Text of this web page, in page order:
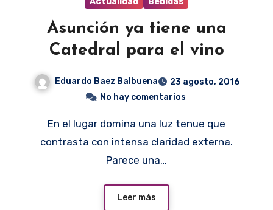
Asunción ya tiene una
Catedral para el vino
Eduardo Baez Balbuena
23 agosto, 2016
No hay comentarios
En el lugar domina una luz tenue que
contrasta con intensa claridad externa.
Parece una…
Leer más